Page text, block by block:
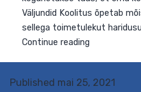
tehnoloogia kasutamine
õpitoas, kus
lahendusi – e-õpet,
Published mai 25, 2021